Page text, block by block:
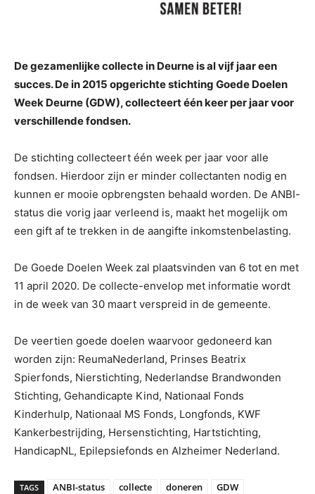
De gezamenlijke collecte in Deurne is al vijf jaar een
succes. De in 2015 opgerichte stichting Goede Doelen
Week Deurne (GDW), collecteert één keer per jaar voor
verschillende fondsen.
De stichting collecteert één week per jaar voor alle
fondsen. Hierdoor zijn er minder collectanten nodig en
kunnen er mooie opbrengsten behaald worden. De ANBI-
status die vorig jaar verleend is, maakt het mogelijk om
een gift af te trekken in de aangifte inkomstenbelasting.
De Goede Doelen Week zal plaatsvinden van 6 tot en met
11 april 2020. De collecte-envelop met informatie wordt
in de week van 30 maart verspreid in de gemeente.
De veertien goede doelen waarvoor gedoneerd kan
worden zijn: ReumaNederland, Prinses Beatrix
Spierfonds, Nierstichting, Nederlandse Brandwonden
Stichting, Gehandicapte Kind, Nationaal Fonds
Kinderhulp, Nationaal MS Fonds, Longfonds, KWF
Kankerbestrijding, Hersenstichting, Hartstichting,
HandicapNL, Epilepsiefonds en Alzheimer Nederland.
TAGS ANBI-status collecte doneren
GDW